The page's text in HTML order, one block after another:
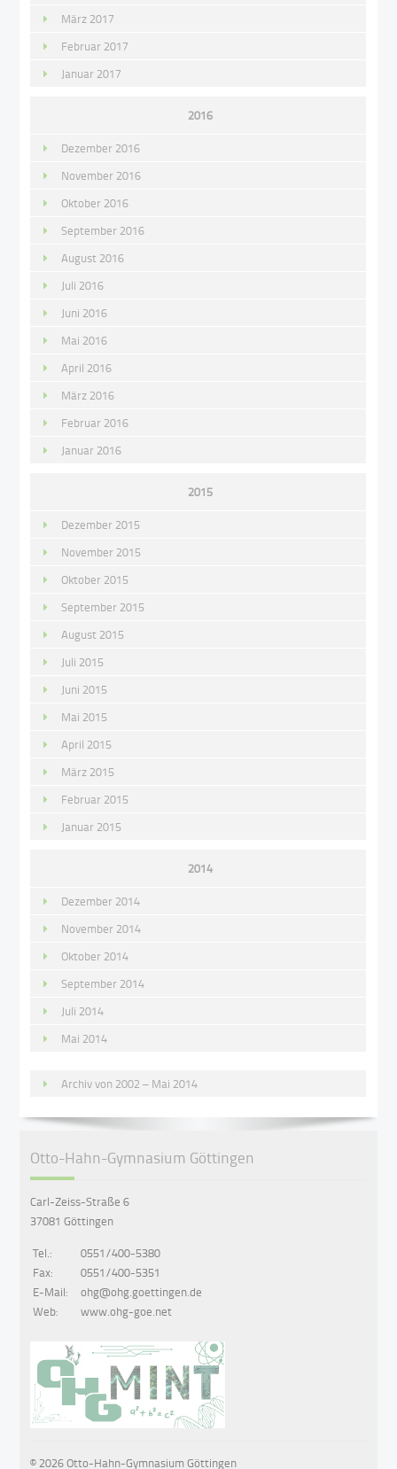
März 2017
Februar 2017
Januar 2017
2016
Dezember 2016
November 2016
Oktober 2016
September 2016
August 2016
Juli 2016
Juni 2016
Mai 2016
April 2016
März 2016
Februar 2016
Januar 2016
2015
Dezember 2015
November 2015
Oktober 2015
September 2015
August 2015
Juli 2015
Juni 2015
Mai 2015
April 2015
März 2015
Februar 2015
Januar 2015
2014
Dezember 2014
November 2014
Oktober 2014
September 2014
Juli 2014
Mai 2014
Archiv von 2002 – Mai 2014
Otto-Hahn-Gymnasium Göttingen
Carl-Zeiss-Straße 6
37081 Göttingen
Tel.:
0551/400-5380
Fax:
0551/400-5351
E-Mail:
ohg@ohg.goettingen.de
Web:
www.ohg-goe.net
© 2026 Otto-Hahn-Gymnasium Göttingen